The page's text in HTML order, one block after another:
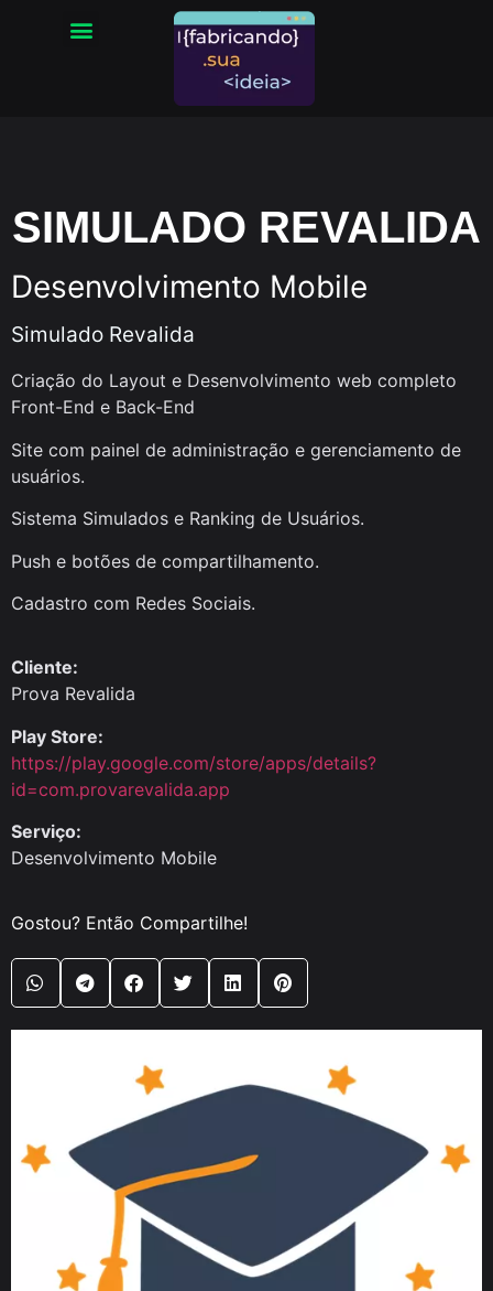
SIMULADO REVALIDA
Desenvolvimento Mobile
Simulado Revalida
Criação do Layout e Desenvolvimento web completo
Front-End e Back-End
Site com painel de administração e gerenciamento de
usuários.
Sistema Simulados e Ranking de Usuários.
Push e botões de compartilhamento.
Cadastro com Redes Sociais.
Cliente:
Prova Revalida
Play Store:
https://play.google.com/store/apps/details?
id=com.provarevalida.app
Serviço:
Desenvolvimento Mobile
Gostou? Então Compartilhe!